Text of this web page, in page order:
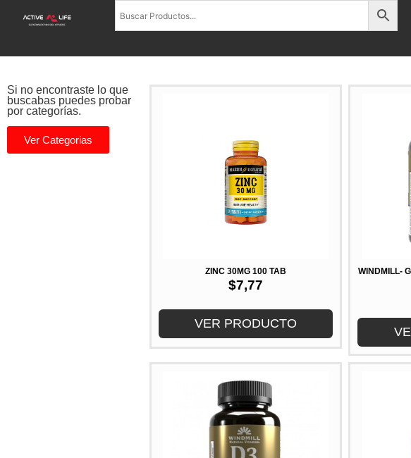
Si no encontraste lo que
buscabas puedes probar
por categorías.
Ver Categorias
ZINC 30MG 100 TAB
$7,77
VER PRODUCTO
WINDMILL-